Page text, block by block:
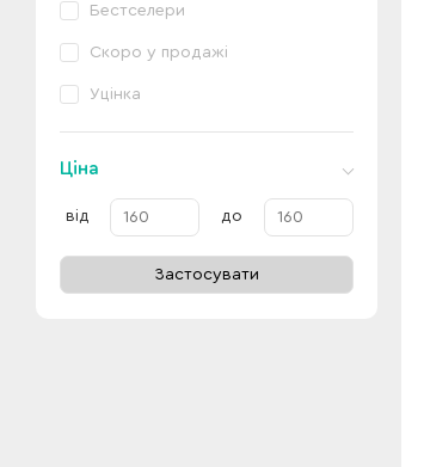
Бестселери
Скоро у продажі
Уцінка
Ціна
від до
Застосувати